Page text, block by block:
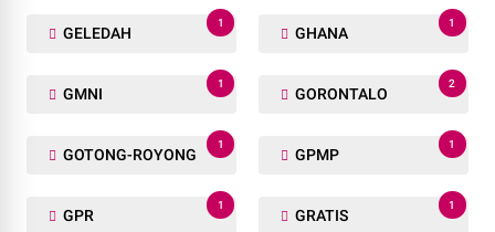
GELEDAH
1
GHANA
1
GMNI
1
GORONTALO
2
GOTONG-ROYONG
1
GPMP
1
GPR
1
GRATIS
1